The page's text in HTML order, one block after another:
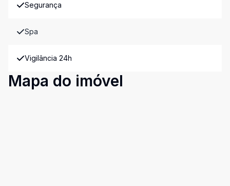
Segurança
Spa
Vigilância 24h
Mapa do imóvel